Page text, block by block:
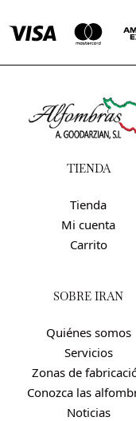
TIENDA
Tienda
Mi cuenta
Carrito
SOBRE IRÁN
Quiénes somos
Servicios
Zonas de
Conozca las
Noticias